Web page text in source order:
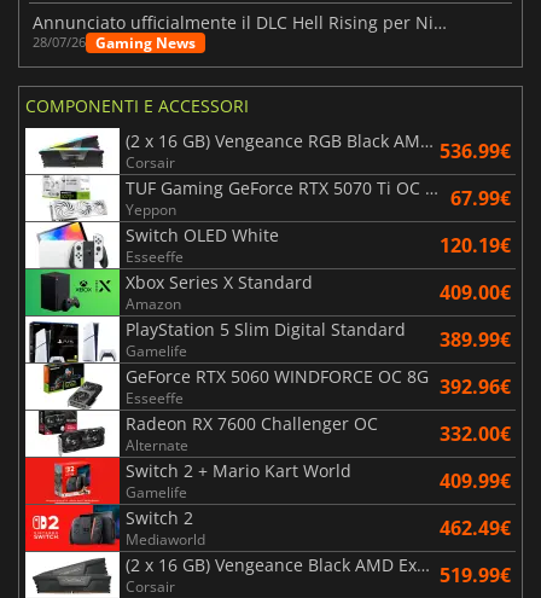
Annunciato ufficialmente il DLC Hell Rising per Nioh 3
28/07/26 Gaming News
COMPONENTI E ACCESSORI
(2 x 16 GB) Vengeance RGB Black AMD Expo 6000 MHz - CAS 30
Corsair 536.99€
TUF Gaming GeForce RTX 5070 Ti OC White Edition 16GB
Yeppon 67.99€
Switch OLED White
Esseeffe 120.19€
Xbox Series X Standard
Amazon 409.00€
PlayStation 5 Slim Digital Standard
Gamelife 389.99€
GeForce RTX 5060 WINDFORCE OC 8G
Esseeffe 392.96€
Radeon RX 7600 Challenger OC
Alternate 332.00€
Switch 2 + Mario Kart World
Gamelife 409.99€
Switch 2
Mediaworld 462.49€
(2 x 16 GB) Vengeance Black AMD Expo 6000 MHz - CAS 30
Corsair 519.99€